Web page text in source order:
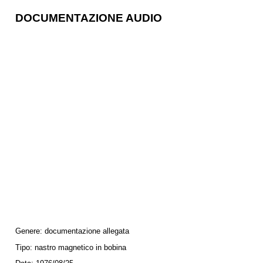
DOCUMENTAZIONE AUDIO
Genere: documentazione allegata
Tipo: nastro magnetico in bobina